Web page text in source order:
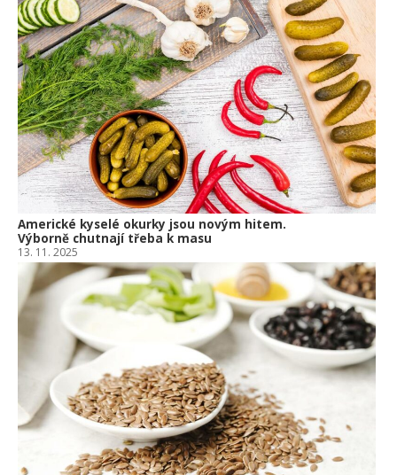
Americké kyselé okurky jsou novým hitem.
Výborně chutnají třeba k masu
13. 11. 2025